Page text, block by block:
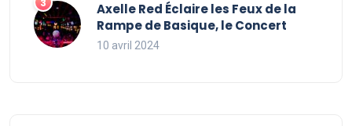
Axelle Red Éclaire les Feux de la
Rampe de Basique, le Concert
10 avril 2024